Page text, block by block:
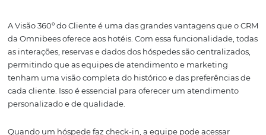
outras plataformas. Isso não apenas melhora a
usuário, mas também aumenta a taxa de conversão,
hóspedes têm um incentivo claro para reservar
Além disso, essa integração permite uma coleta de
eficiente, pois todas as informações sobre reservas e